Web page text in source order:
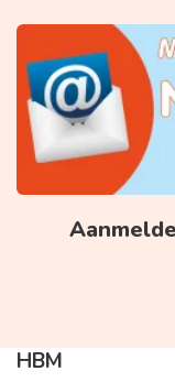
HBM